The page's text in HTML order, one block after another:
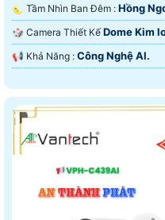
🌜 Tầm Nhìn Ban Đêm : Hồng
🎲 Camera Thiết Kế Dome Kim
️📢 Khả Năng : Công Nghệ AI.